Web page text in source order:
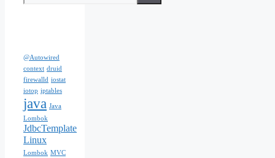
@Autowired
context druid
firewalld iostat
iotop iptables
java Java
Lombok
JdbcTemplate
Linux
Lombok MVC